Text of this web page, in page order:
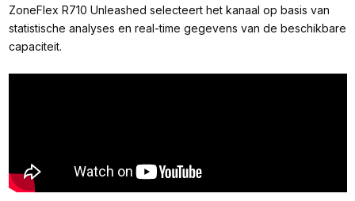
ZoneFlex R710 Unleashed selecteert het kanaal op basis van
statistische analyses en real-time gegevens van de beschikbare
capaciteit.